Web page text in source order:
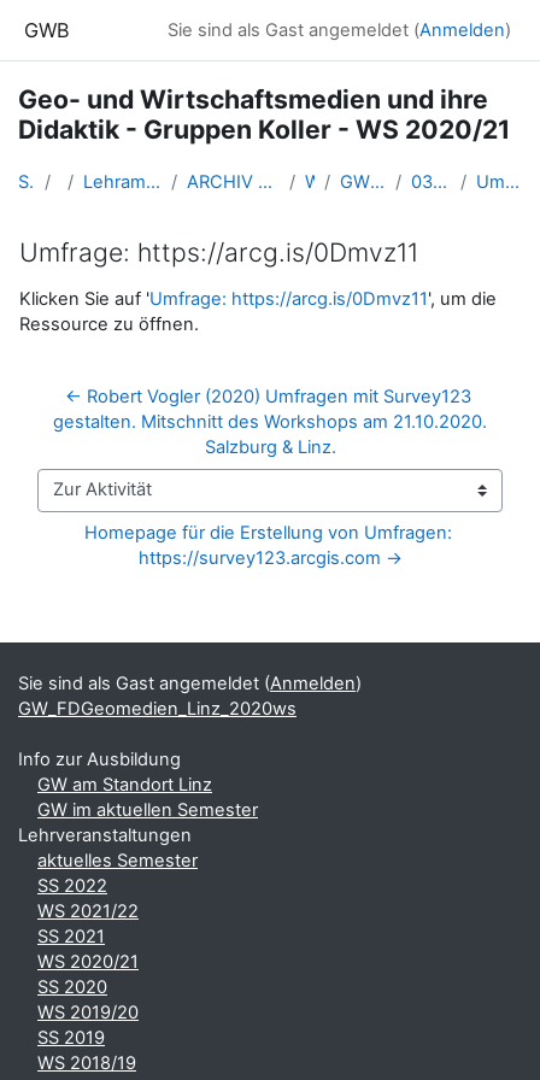
GWB Sie sind als Gast angemeldet (Anmelden)
Geo- und Wirtschaftsmedien und ihre
Didaktik - Gruppen Koller - WS 2020/21
Startseite Kurse Lehramtsausbildung GW im Cluster Österreich Mitte ARCHIV - Lehrveranstaltungen am Standort Linz - seit 2016 WS_2020/21 GW_FDGeomedien_Linz_2020ws 03 - Mi. 21. Okt. 2020 - online Umfrage: https://arcg.is/0Dmvz11
Umfrage: https://arcg.is/0Dmvz11
Abschlussbedingungen
Klicken Sie auf 'Umfrage: https://arcg.is/0Dmvz11', um die
Ressource zu öffnen.
← Robert Vogler (2020) Umfragen mit Survey123
gestalten. Mitschnitt des Workshops am 21.10.2020.
Salzburg & Linz.
Zur Aktivität
Homepage für die Erstellung von Umfragen:
https://survey123.arcgis.com →
Ergänzungsblöcke
Sie sind als Gast angemeldet (Anmelden)
GW_FDGeomedien_Linz_2020ws
Info zur Ausbildung
GW am Standort Linz
GW im aktuellen Semester
Lehrveranstaltungen
aktuelles Semester
SS 2022
WS 2021/22
SS 2021
WS 2020/21
SS 2020
WS 2019/20
SS 2019
WS 2018/19